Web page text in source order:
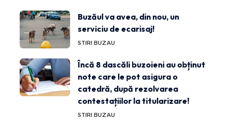
Buzăul va avea, din nou, un
serviciu de ecarisaj!
STIRI BUZAU
Încă 8 dascăli buzoieni au obținut
note care le pot asigura o
catedră, după rezolvarea
contestațiilor la titularizare!
STIRI BUZAU